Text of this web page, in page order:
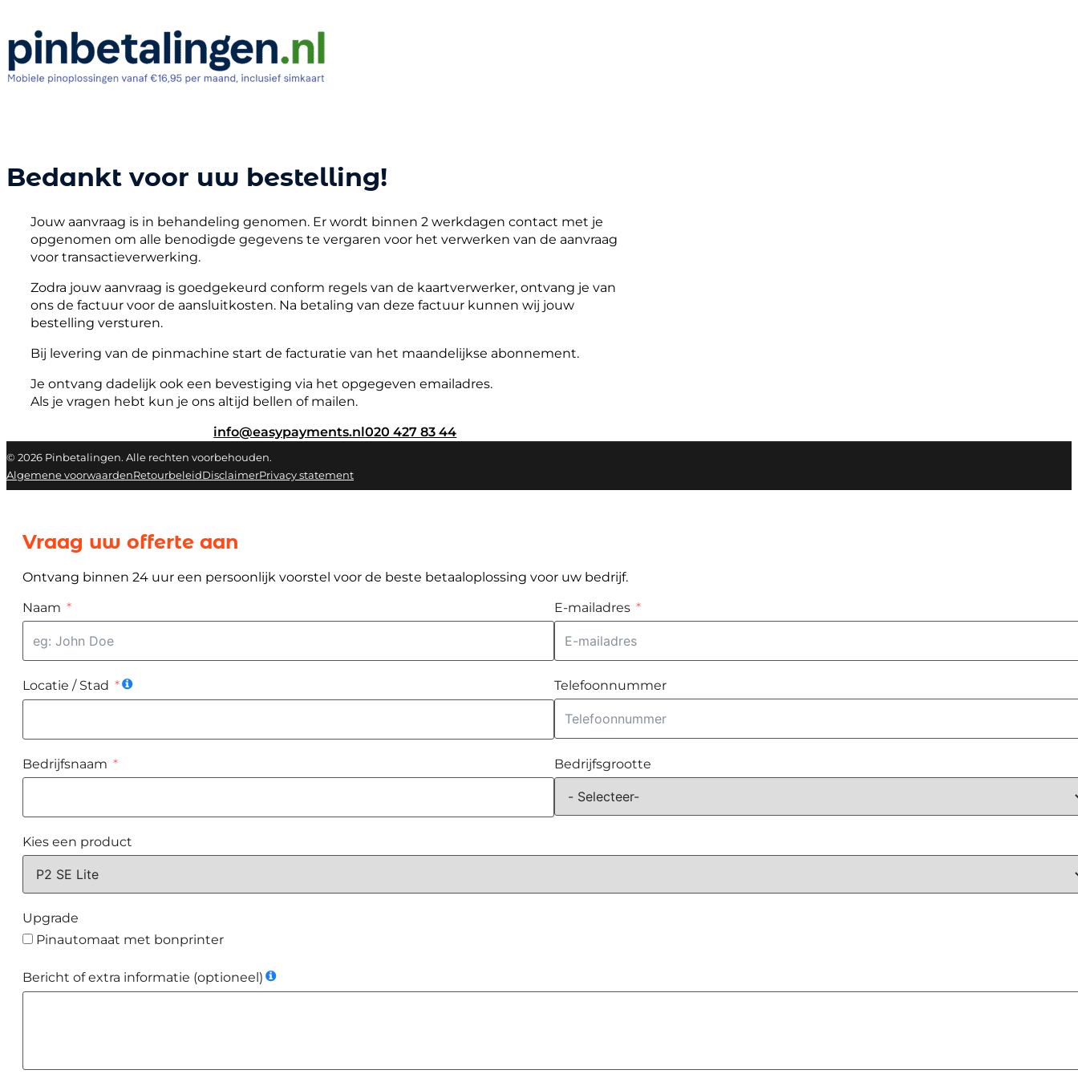
Bedankt voor uw bestelling!
Jouw aanvraag is in behandeling genomen. Er wordt binnen 2 werkdagen contact met je
opgenomen om alle benodigde gegevens te vergaren voor het verwerken van de aanvraag
voor transactieverwerking.
Zodra jouw aanvraag is goedgekeurd conform regels van de kaartverwerker, ontvang je van
ons de factuur voor de aansluitkosten. Na betaling van deze factuur kunnen wij jouw
bestelling versturen.
Bij levering van de pinmachine start de facturatie van het maandelijkse abonnement.
Je ontvang dadelijk ook een bevestiging via het opgegeven emailadres.
Als je vragen hebt kun je ons altijd bellen of mailen.
info@easypayments.nl020 427 83 44
© 2026 Pinbetalingen. Alle rechten voorbehouden.
Algemene voorwaardenRetourbeleidDisclaimerPrivacy statement
Vraag uw offerte aan
Ontvang binnen 24 uur een persoonlijk voorstel voor de beste betaaloplossing voor uw bedrijf.
Naam
E-mailadres
Locatie / Stad Telefoonnummer
Bedrijfsnaam Bedrijfsgrootte
Kies een product
Upgrade
Pinautomaat met bonprinter
Bericht of extra informatie (optioneel)